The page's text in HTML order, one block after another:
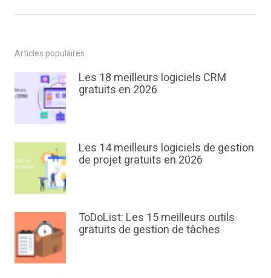
Articles populaires
Les 18 meilleurs logiciels CRM
gratuits en 2026
Les 14 meilleurs logiciels de gestion
de projet gratuits en 2026
ToDoList: Les 15 meilleurs outils
gratuits de gestion de tâches